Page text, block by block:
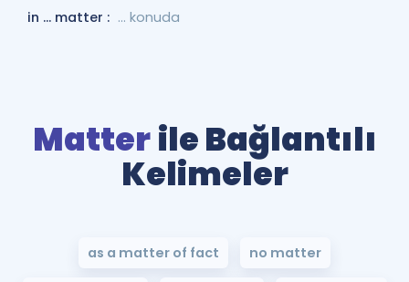
in ... matter : ... konuda
Matterile Bağlantılı
Kelimeler
as a matter of fact no matter